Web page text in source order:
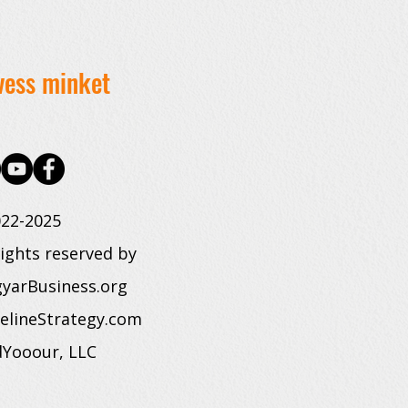
minket
2025
reserved by
LLC